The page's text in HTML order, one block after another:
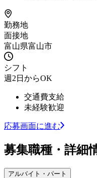
勤務地
面接地
富山県富山市
シフト
週2日からOK
交通費支給
未経験歓迎
応募画面に進む
募集職種・詳細
アルバイト・パート